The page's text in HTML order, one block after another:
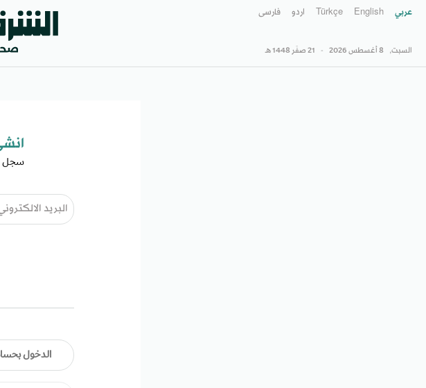
عربي English
Türkçe اردو فارسى
السبت, 8 أغسطس 2026 - 21 صفَر 1448 هـ
سجل
الدخول